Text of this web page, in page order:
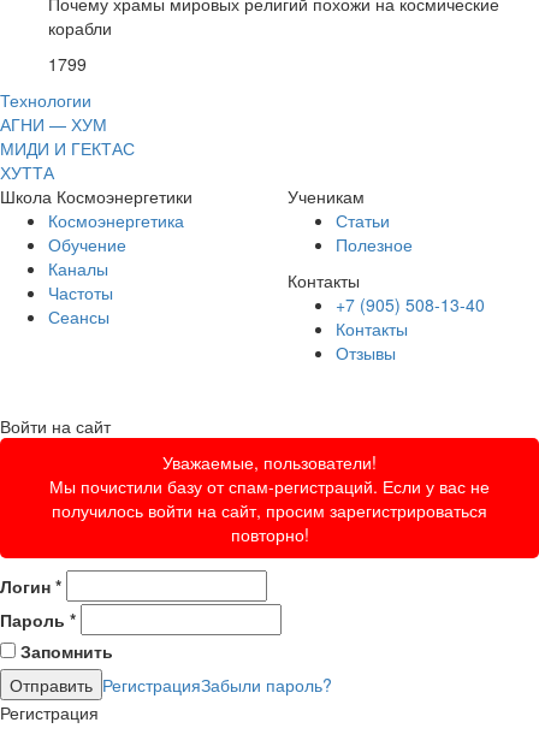
корабли
1799
Технологии
АГНИ — ХУМ
МИДИ И ГЕКТАС
ХУТТА
Школа Космоэнергетики
Космоэнергетика
Обучение
Каналы
Частоты
Сеансы
Ученикам
Статьи
Полезное
Контакты
+7 (905) 508-13-40
Контакты
Отзывы
Войти на сайт
Уважаемые, пользователи!
Мы почистили базу от спам-регистраций. Если у вас не
получилось войти на сайт, просим зарегистрироваться
повторно!
Логин *
Пароль *
Запомнить
РегистрацияЗабыли пароль?
Регистрация